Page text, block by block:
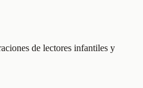
de lectores infantiles y